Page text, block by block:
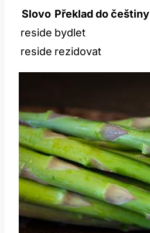
Slovo Překlad do češtiny
reside bydlet
reside rezidovat